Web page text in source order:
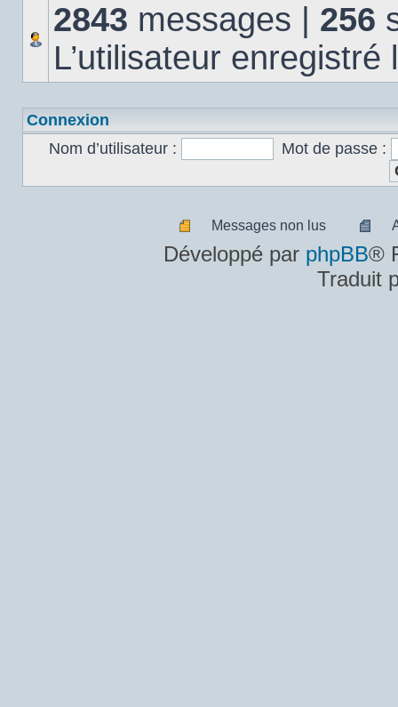
2843 messages | 256
L’utilisateur
Connexion
Nom d’utilisateur :
Mot de passe :
Messages
non
Messages non lus
lu
Développé par phpBB®
Traduit